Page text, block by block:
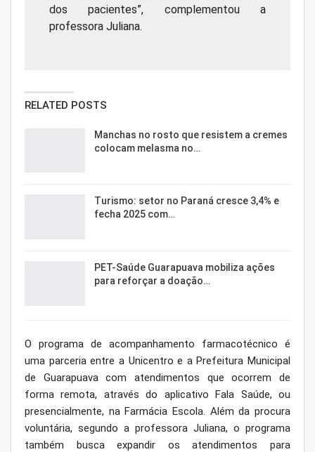
dos pacientes”, complementou a
professora Juliana.
RELATED POSTS
Manchas no rosto que resistem a cremes
colocam melasma no…
Turismo: setor no Paraná cresce 3,4% e
fecha 2025 com…
PET-Saúde Guarapuava mobiliza ações
para reforçar a doação…
O programa de acompanhamento farmacotécnico é
uma parceria entre a Unicentro e a Prefeitura Municipal
de Guarapuava com atendimentos que ocorrem de
forma remota, através do aplicativo Fala Saúde, ou
presencialmente, na Farmácia Escola. Além da procura
voluntária, segundo a professora Juliana, o programa
também busca expandir os atendimentos para